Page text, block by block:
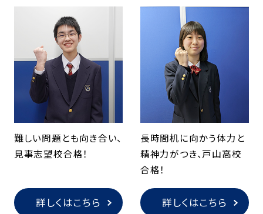
難しい問題とも向き合い、
見事志望校合格！
詳しくはこちら
長時間机に向かう体力と
精神力がつき、戸山高校
合格！
詳しくはこちら